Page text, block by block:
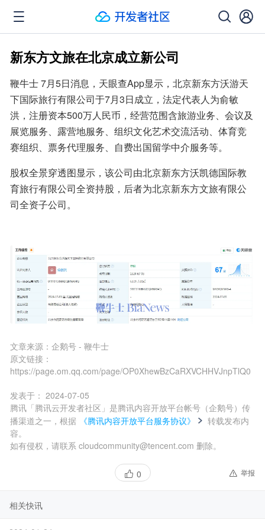
新东方文旅在北京成立新公司
鞭牛士 7月5日消息，天眼查App显示，北京新东方沃游天
下国际旅行有限公司于7月3日成立，法定代表人为俞敏
洪，注册资本500万人民币，经营范围含旅游业务、会议及
展览服务、露营地服务、组织文化艺术交流活动、体育竞
赛组织、票务代理服务、自费出国留学中介服务等。
股权全景穿透图显示，该公司由北京新东方沃凯德国际教
育旅行有限公司全资持股，后者为北京新东方文旅有限公
司全资子公司。
文章来源： 企鹅号 - 鞭牛士
原文链接：
https://page.om.qq.com/page/OP0XhewBzCaRXVCHHVJnpTlQ0
发表于： 2024-07-05
腾讯「腾讯云开发者社区」是腾讯内容开放平台帐号（企鹅号）传
播渠道之一，根据
《腾讯内容开放平台服务协议》
转载发布内
容。
如有侵权，请联系 cloudcommunity@tencent.com 删除。
0 举报
相关快讯